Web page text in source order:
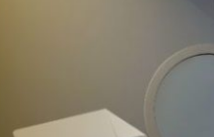
toán độc lập